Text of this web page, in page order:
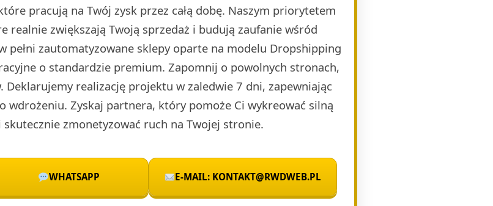
pracują na Twój zysk przez całą dobę. Naszym priorytetem
realnie zwiększają Twoją sprzedaż i budują zaufanie wśród
pełni zautomatyzowane sklepy oparte na modelu Dropshipping
o standardzie premium. Zapomnij o powolnych stronach,
realizację projektu w zaledwie 7 dni, zapewniając
wdrożeniu. Zyskaj partnera, który pomoże Ci wykreować silną
zmonetyzować ruch na Twojej stronie.
WHATSAPP E-MAIL: KONTAKT@RWDWEB.PL